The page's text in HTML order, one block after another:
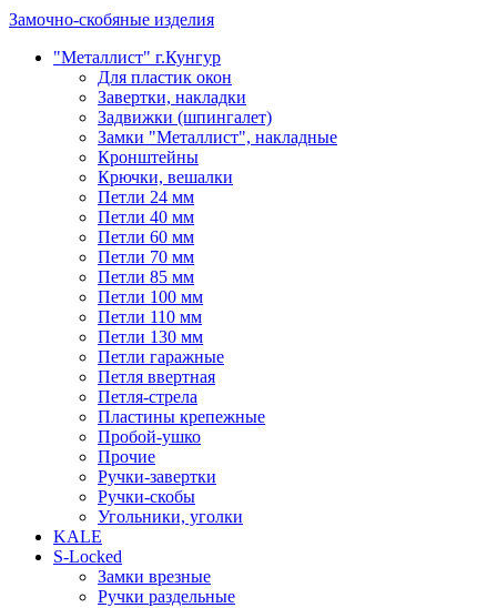
Замочно-скобяные изделия
"Металлист" г.Кунгур
Для пластик окон
Завертки, накладки
Задвижки (шпингалет)
Замки "Металлист", накладные
Кронштейны
Крючки, вешалки
Петли 24 мм
Петли 40 мм
Петли 60 мм
Петли 70 мм
Петли 85 мм
Петли 100 мм
Петли 110 мм
Петли 130 мм
Петли гаражные
Петля ввертная
Петля-стрела
Пластины крепежные
Пробой-ушко
Прочие
Ручки-завертки
Ручки-скобы
Угольники, уголки
KALE
S-Locked
Замки врезные
Ручки раздельные